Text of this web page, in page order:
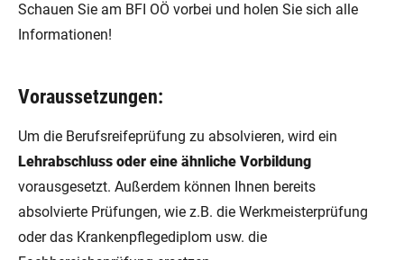
Schauen Sie am BFI OÖ vorbei und holen Sie sich alle
Informationen!
Voraussetzungen:
Um die Berufsreifeprüfung zu absolvieren, wird ein
Lehrabschluss oder eine ähnliche Vorbildung
vorausgesetzt. Außerdem können Ihnen bereits
absolvierte Prüfungen, wie z.B. die Werkmeisterprüfung
oder das Krankenpflegediplom usw. die